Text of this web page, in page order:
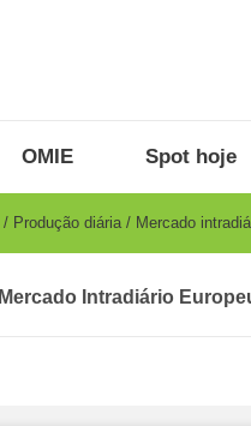
OMIE Spot hoje
Produção diária Mercado
Mercado Intradiário